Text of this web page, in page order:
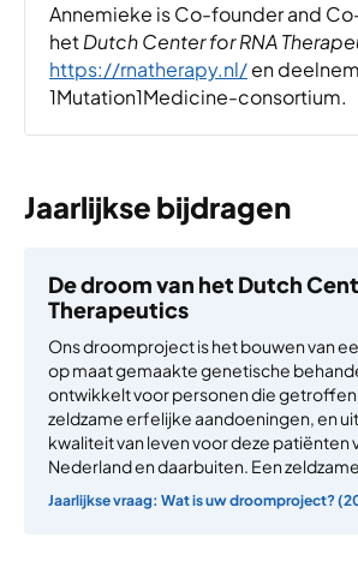
Annemieke is Co-founder and
hetDutch Center for RNA
https://rnatherapy.nl/en
1Mutation1Medicine-consortium.
Jaarlijkse bijdragen
De droom van het Dutch
Therapeutics
Ons droomproject is het bouwen van
op maat gemaakte genetische
ontwikkelt voor personen die getroffen
zeldzame erfelijke aandoeningen, en
kwaliteit van leven voor deze patiënten
Nederland en daarbuiten. Een
Jaarlijkse vraag: Wat is uw droomproject?